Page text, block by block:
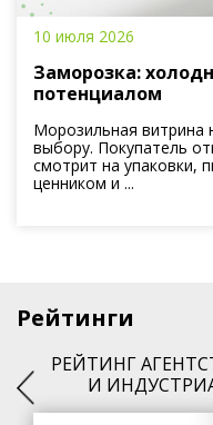
10 июля 2026
Заморозка:
потенциалом
Морозильная витрина
выбору. Покупатель
смотрит на упаковки,
ценником и ...
Рейтинги
РЕЙТИНГ
И